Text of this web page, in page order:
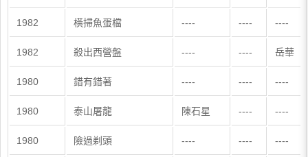
1982 橫掃魚蛋檔 ---- ---- ----
1982 殺出西營盤 ---- ---- 岳華
1980 錯有錯著 ---- ---- ----
1980 泰山屠龍 陳石星 ---- ----
1980 險過剃頭 ---- ---- ----